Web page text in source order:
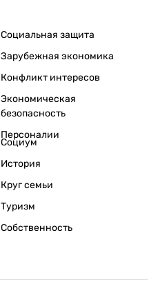
Социальная защита
Зарубежная экономика
Конфликт интересов
Экономическая
безопасность
Персоналии
Социум
История
Круг семьи
Туризм
Собственность